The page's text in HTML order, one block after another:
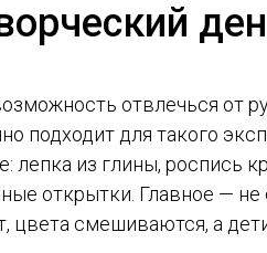
отвлечься от
подходит для такого
лепка из глины, роспись
открытки. Главное —
цвета смешиваются, а